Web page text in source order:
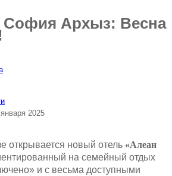
София Архыз: Весна
2025
открывается новый отель «Алеан
на семейный отдых
и с весьма доступными